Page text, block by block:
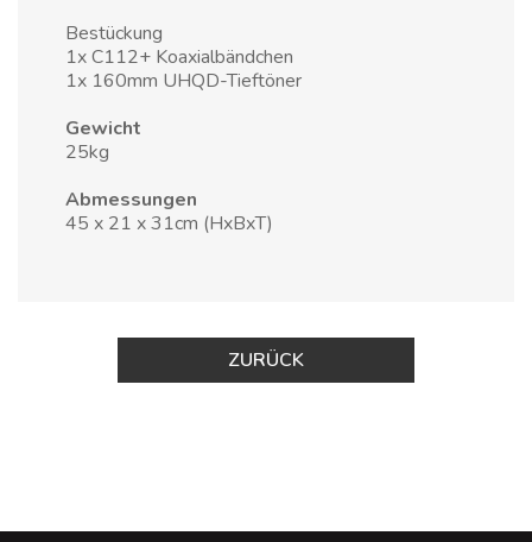
Bestückung
1x C112+ Koaxialbändchen
1x 160mm UHQD-Tieftöner
Gewicht
25kg
Abmessungen
45 x 21 x 31cm (HxBxT)
ZURÜCK